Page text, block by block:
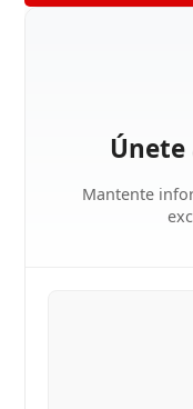
Mantente